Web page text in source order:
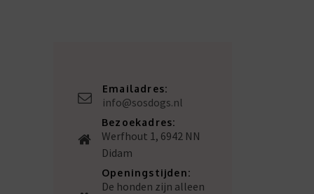
Emailadres:
info@sosdogs.nl
Bezoekadres:
Werfhout 1, 6942 NN
Didam
Openingstijden:
De honden zijn alleen